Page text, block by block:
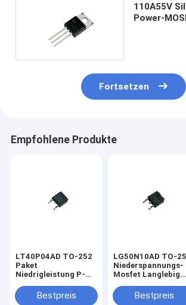
110A55V
Power-
Fortsetzen
Empfohlene Produkte
LT40P04AD TO-252
Paket
Niedrigleistung P-
PWM-Anwendungen
Bestpreis
LG50N10AD TO-
Niederspannungs-
Mosfet Langlebig
Bestpreis